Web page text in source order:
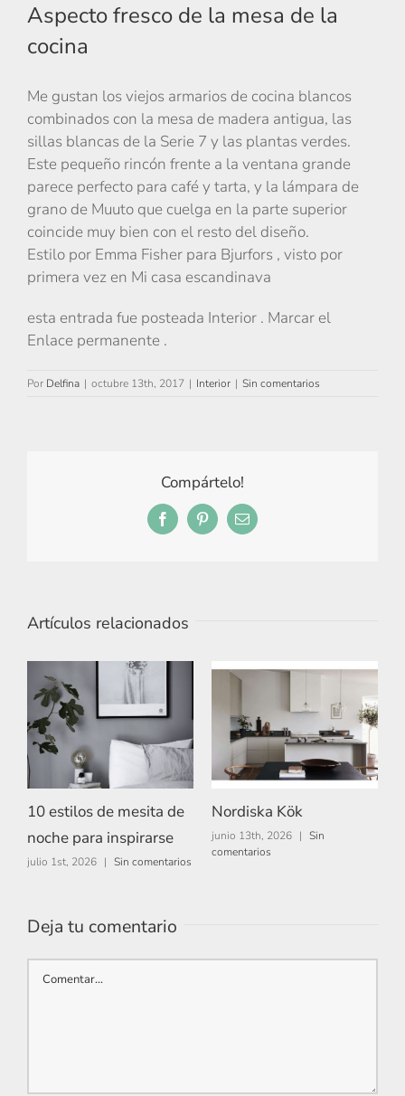
Aspecto fresco de la mesa de la
cocina
Me gustan los viejos armarios de cocina blancos
combinados con la mesa de madera antigua, las
sillas blancas de la Serie 7 y las plantas verdes.
Este pequeño rincón frente a la ventana grande
parece perfecto para café y tarta, y la lámpara de
grano de Muuto que cuelga en la parte superior
coincide muy bien con el resto del diseño.
Estilo por Emma Fisher para Bjurfors , visto por
primera vez en Mi casa escandinava
esta entrada fue posteada Interior . Marcar el
Enlace permanente .
Por Delfina | octubre 13th, 2017 | Interior | Sin comentarios
Compártelo!
FacebookPinterestCorreo
electrónico
Artículos relacionados
10 estilos de mesita de
noche para inspirarse
julio 1st, 2026 | Sin comentarios
Nordiska Kök
junio 13th, 2026 | Sin
comentarios
Deja tu comentario
Comentar